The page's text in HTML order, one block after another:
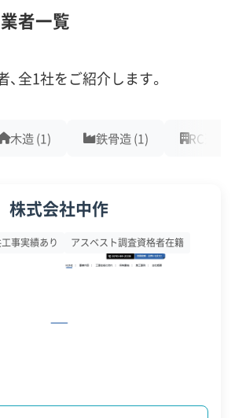
に指定された土地は、解体後に住
地区に選定されています。このエ
体が許可された場合でも、隣接す
の配慮から重機の使用が制限さ
中心となるため、工期と費用が増
中間処理場保有
除去 ブロック塀
土木工事
解体工事施工技士
理
者一覧
全1社をご紹介します。
木造 (1) 鉄骨造 (1) RC造 (1)
株式会社中作
事実績あり アスベスト調査資格者在籍